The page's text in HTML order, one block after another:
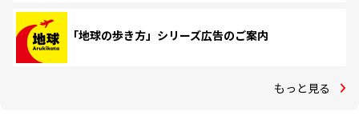
「地球の歩き方」シリーズ広告のご案内
もっと見る